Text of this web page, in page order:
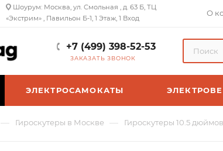
Шоурум: Москва, ул. Смольная , д. 63 Б, ТЦ
«Экстрим» , Павильон Б-1, 1 Этаж, 1 Вход
О
+7 (499) 398-52-53
ЗАКАЗАТЬ ЗВОНОК
ЭЛЕКТРОСАМОКАТЫ
— Гироскутеры в Москве — Гироскутеры 10.5